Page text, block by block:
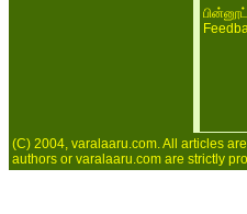
(C) 2004, varalaaru.com. All articles
authors or varalaaru.com are strictly